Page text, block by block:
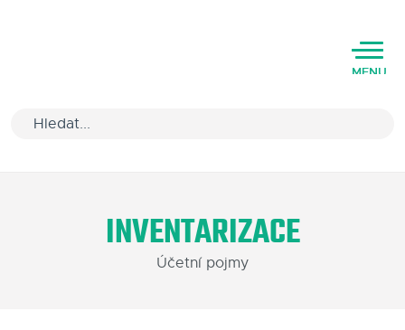
MENU
Varianty software
INVENTARIZACE
Účetní pojmy